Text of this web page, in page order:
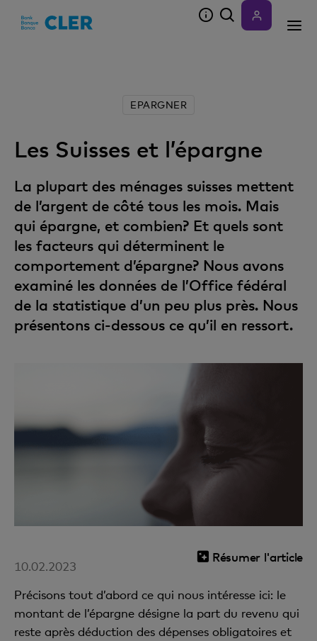
EPARGNER
Les Suisses et l’épargne
La plupart des ménages suisses mettent
de l’argent de côté tous les mois. Mais
qui épargne, et combien? Et quels sont
les facteurs qui déterminent le
comportement d’épargne? Nous avons
examiné les données de l’Office fédéral
de la statistique d’un peu plus près. Nous
présentons ci-dessous ce qu’il en ressort.
Résumer l'article
10.02.2023
Précisons tout d’abord ce qui nous intéresse ici: le
montant de l’épargne désigne la part du revenu qui
reste après déduction des dépenses obligatoires et